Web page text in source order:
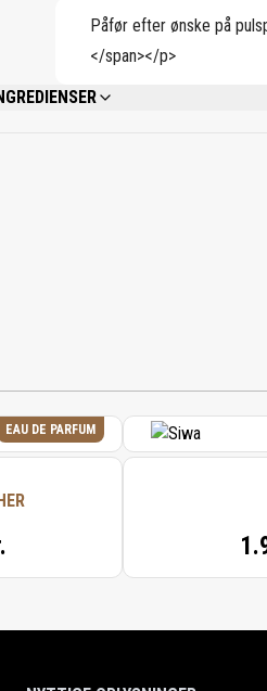
Påfør efter ønske på
</span></p>
ALCOHOL DENAT, PARFUM (FRAGRANCE),
BENZYL CINNAMATE, CINNAMYL ALCOHOL,
EAU DE PARFUM